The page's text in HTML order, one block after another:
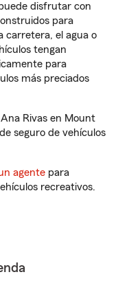
disfrutar con
para
carretera, el agua o
tengan
para
más preciados
Rivas en Mount
seguro de vehículos
agente para
recreativos.